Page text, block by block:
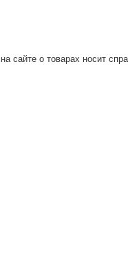
сайте о товарах носит